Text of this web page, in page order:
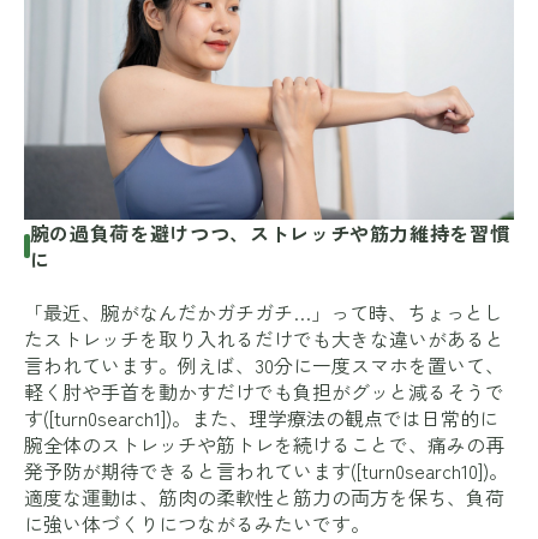
腕の過負荷を避けつつ、ストレッチや筋力維持を習慣
に
「最近、腕がなんだかガチガチ…」って時、ちょっとし
たストレッチを取り入れるだけでも大きな違いがあると
言われています。例えば、30分に一度スマホを置いて、
軽く肘や手首を動かすだけでも負担がグッと減るそうで
す([turn0search1])。また、理学療法の観点では日常的に
腕全体のストレッチや筋トレを続けることで、痛みの再
発予防が期待できると言われています([turn0search10])。
適度な運動は、筋肉の柔軟性と筋力の両方を保ち、負荷
に強い体づくりにつながるみたいです。